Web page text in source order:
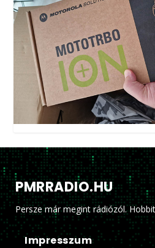
PMRRADIO.HU
Persze már megint rádiózól.
Impresszum